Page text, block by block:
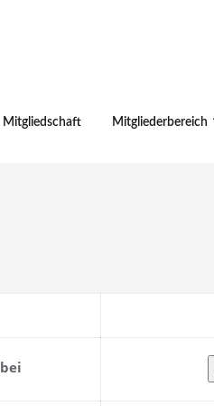
Mitgliedschaft Mitgliederbereich